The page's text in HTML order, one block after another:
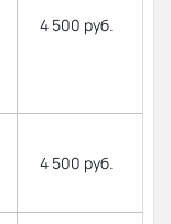
4 500 руб.
4 500 руб.